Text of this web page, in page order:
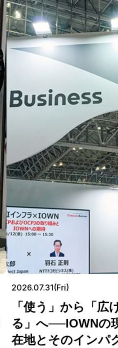
2026.07.31(Fri)
「使う」から「広
る」へ──IOWNの
在地とそのインパ